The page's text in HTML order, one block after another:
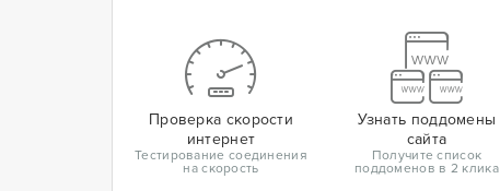
Проверка скорости
интернет
Тестирование соединения
на скорость
Узнать поддомены
сайта
Получите список
поддоменов в 2 клика